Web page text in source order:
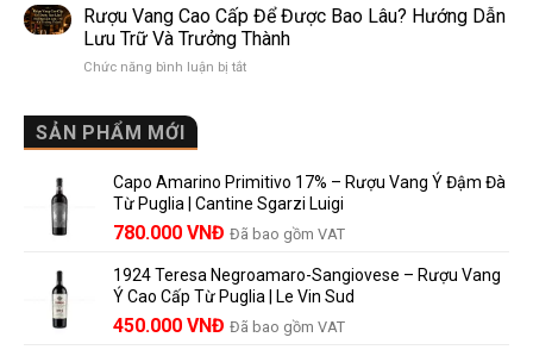
Dễ
Hiểu
Người
khác
nhau
vì
lựa
chọn
đáng
en
Bouteille
au
Château
nhãn
rượu
vang
và
những
người
Rượu Vang Cao Cấp Để Được Bao Lâu? Hướng Dẫn
Lưu Trữ Và Trưởng Thành
Chức năng bình luận bị tắtở
Được
Bao
Lâu?
Dẫn
Lưu
Trữ
Và
SẢN PHẨM MỚI
Capo Amarino Primitivo 17% – Rượu Vang Ý Đậm Đà
Từ Puglia | Cantine Sgarzi Luigi
Giá
là:
858.000 VNĐ.
780.000 VNĐ Giá
tại
là:
780.000 VNĐ.
Đã bao gồm VAT
1924 Teresa Negroamaro-Sangiovese – Rượu Vang
Ý Cao Cấp Từ Puglia | Le Vin Sud
Giá
450.000 VNĐ Giá
Đã bao gồm VAT